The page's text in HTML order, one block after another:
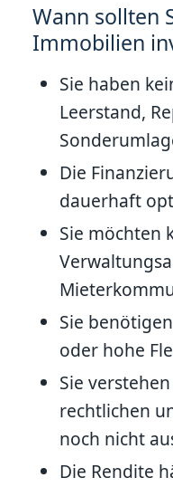
Wann sollten
Immobilien
Sie haben
Leerstand,
Die
dauerhaft
Sie möchten
Sie
oder hohe
Sie
rechtlichen
noch nicht
Die Rendite